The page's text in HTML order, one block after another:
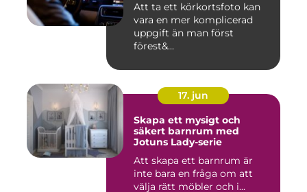
Att ta ett körkortsfoto kan
vara en mer komplicerad
uppgift än man först
förest&...
17. jun
Skapa ett mysigt och
säkert barnrum med
Jotuns Lady-serie
Att skapa ett barnrum är
inte bara en fråga om att
välja rätt möbler och i...